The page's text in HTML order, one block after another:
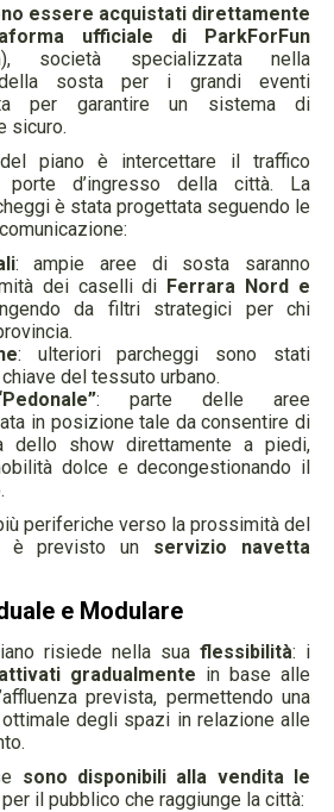
essere acquistati direttamente
ufficiale di ParkForFun
società specializzata nella
sosta per i grandi eventi
per garantire un sistema di
sicuro.
del piano è intercettare il traffico
d’ingresso della città. La
è stata progettata seguendo le
: ampie aree di sosta saranno
dei caselli di Ferrara Nord e
da filtri strategici per chi
: ulteriori parcheggi sono stati
del tessuto urbano.
: parte delle aree
in posizione tale da consentire di
dello show direttamente a piedi,
dolce e decongestionando il
periferiche verso la prossimità del
è previsto un servizio navetta
e Modulare
risiede nella sua flessibilità: i
attivati gradualmente in base alle
prevista, permettendo una
degli spazi in relazione alle
sono disponibili alla vendita le
il pubblico che raggiunge la città: